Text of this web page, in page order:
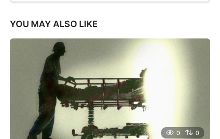
YOU MAY ALSO LIKE
0 0